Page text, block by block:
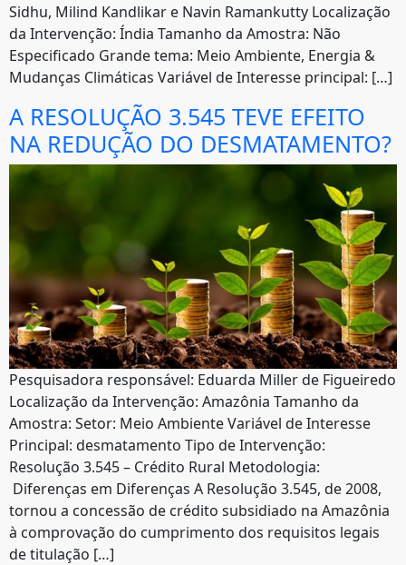
Sidhu, Milind Kandlikar e Navin Ramankutty Localização
da Intervenção: Índia Tamanho da Amostra: Não
Especificado Grande tema: Meio Ambiente, Energia &
Mudanças Climáticas Variável de Interesse principal: […]
A RESOLUÇÃO 3.545 TEVE EFEITO
NA REDUÇÃO DO DESMATAMENTO?
Pesquisadora responsável: Eduarda Miller de Figueiredo
Localização da Intervenção: Amazônia Tamanho da
Amostra: Setor: Meio Ambiente Variável de Interesse
Principal: desmatamento Tipo de Intervenção:
Resolução 3.545 – Crédito Rural Metodologia:
Diferenças em Diferenças A Resolução 3.545, de 2008,
tornou a concessão de crédito subsidiado na Amazônia
à comprovação do cumprimento dos requisitos legais
de titulação […]